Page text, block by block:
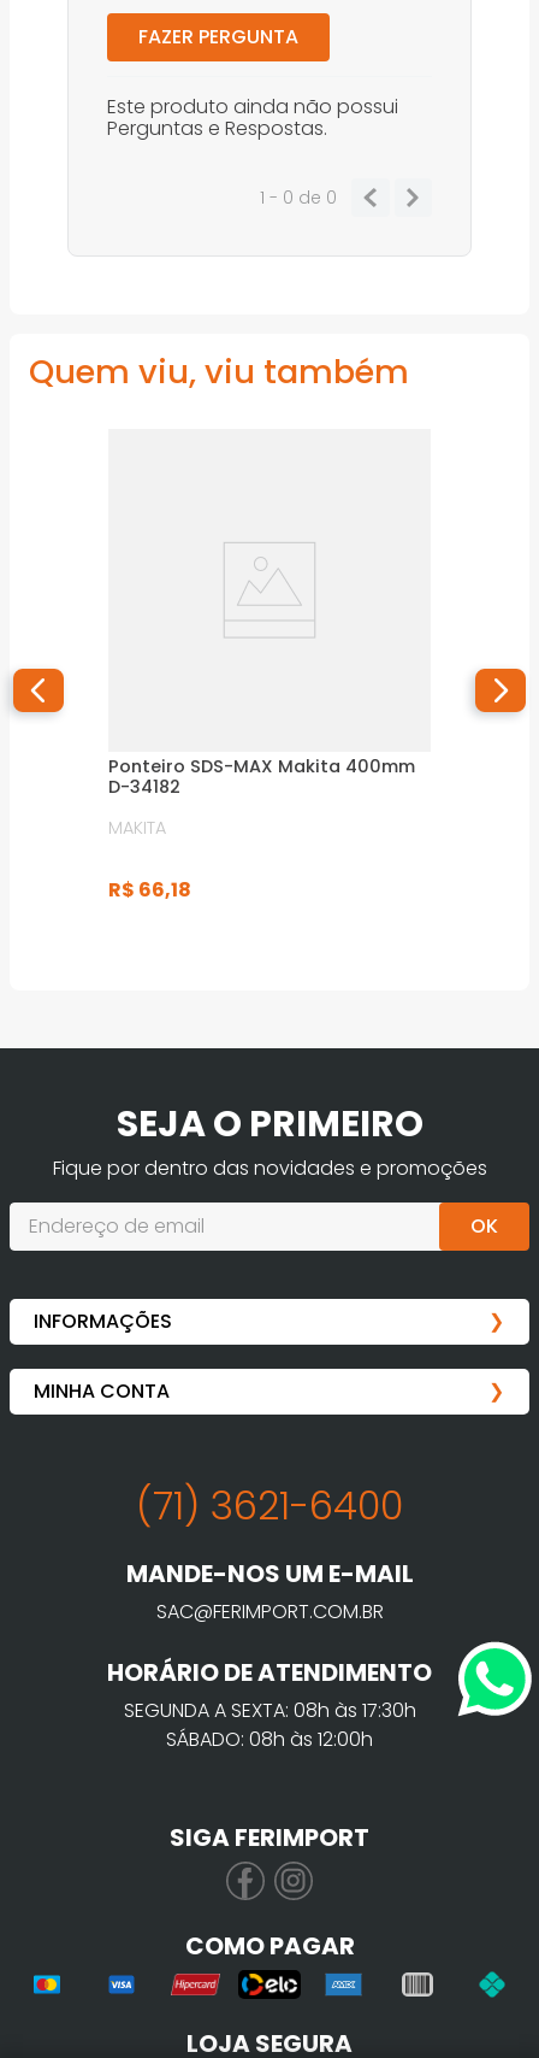
FAZER PERGUNTA
Este produto ainda não possui
Perguntas e Respostas.
1 - 0 de 0
Quem viu, viu também
Ponteiro SDS-MAX Makita 400mm
D-34182
MAKITA
R$ 66,18
SEJA O PRIMEIRO
Fique por dentro das novidades e promoções
OK
(71) 3621-6400
MANDE-NOS UM E-MAIL
SAC@FERIMPORT.COM.BR
HORÁRIO DE ATENDIMENTO
SEGUNDA A SEXTA: 08h às 17:30h
SÁBADO: 08h às 12:00h
SIGA FERIMPORT
COMO PAGAR
LOJA SEGURA